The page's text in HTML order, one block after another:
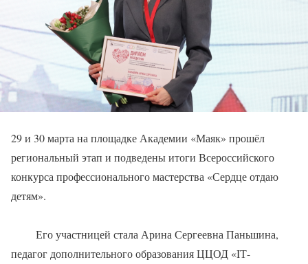
29 и 30 марта на площадке Академии «Маяк» прошёл
региональный этап и подведены итоги Всероссийского
конкурса профессионального мастерства «Сердце отдаю
детям».
Его участницей стала Арина Сергеевна Паньшина,
педагог дополнительного образования ЦЦОД «IТ-